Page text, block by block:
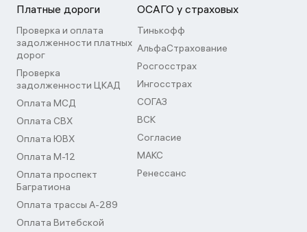
Платные дороги
Проверка и оплата
задолженности платных
дорог
Проверка
задолженности ЦКАД
Оплата МСД
Оплата СВХ
Оплата ЮВХ
Оплата М-12
Оплата проспект
Багратиона
Оплата трассы А-289
Оплата Витебской
ОСАГО у страховых
Тинькофф
АльфаСтрахование
Росгосстрах
Ингосстрах
СОГАЗ
ВСК
Согласие
МАКС
Ренессанс